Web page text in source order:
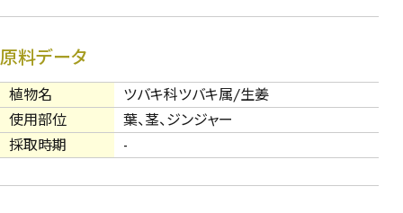
原料データ
植物名
ツバキ科ツバキ属/生姜
使用部位
葉、茎、ジンジャー
採取時期
-